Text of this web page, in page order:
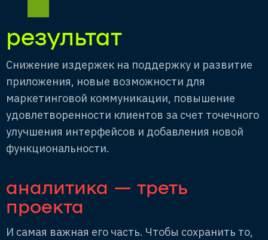
результат
Снижение издержек на поддержку и развитие
приложения, новые возможности для
маркетинговой коммуникации, повышение
удовлетворенности клиентов за счет точечного
улучшения интерфейсов и добавления новой
функциональности.
аналитика — треть
проекта
И самая важная его часть. Чтобы сохранить то,